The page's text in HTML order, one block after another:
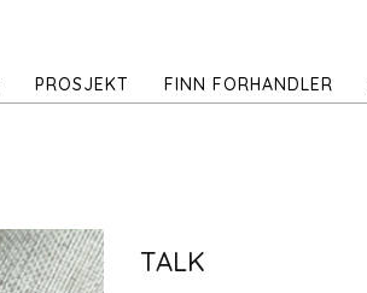
PROSJEKT FINN FORHANDLER
TALK